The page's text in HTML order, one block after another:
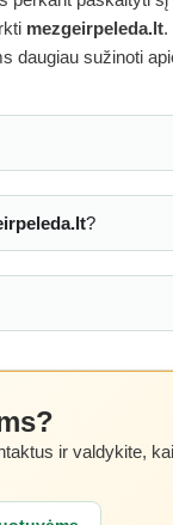
mezgeirpeleda.lt.
daugiau sužinoti
?
ir valdykite,